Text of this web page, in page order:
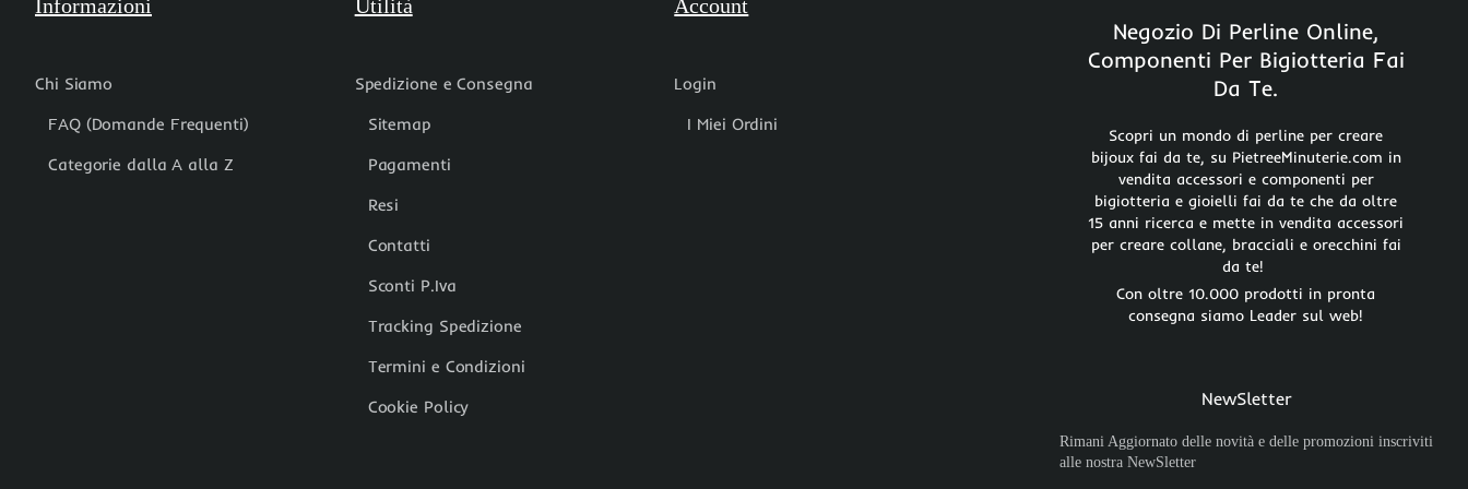
Informazioni
Chi Siamo
FAQ (Domande Frequenti)
Categorie dalla A alla Z
Utilità
Spedizione e Consegna
Sitemap
Pagamenti
Resi
Contatti
Sconti P.Iva
Tracking Spedizione
Termini e Condizioni
Cookie Policy
Account
Login
I Miei Ordini
Negozio Di Perline Online,
Componenti Per Bigiotteria Fai
Da Te.
Scopri un mondo di perline per creare
bijoux fai da te, su PietreeMinuterie.com in
vendita accessori e componenti per
bigiotteria e gioielli fai da te che da oltre
15 anni ricerca e mette in vendita accessori
per creare collane, bracciali e orecchini fai
da te!
Con oltre 10.000 prodotti in pronta
consegna siamo Leader sul web!
NewSletter
Rimani Aggiornato delle novità e delle promozioni inscriviti
alle nostra NewSletter